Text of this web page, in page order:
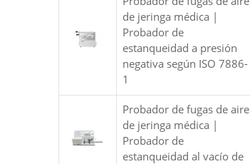
de jeringa médica |
Probador de
estanqueidad a presión
negativa según ISO 7886-
1
Probador de fugas de aire
de jeringa médica |
Probador de
estanqueidad al vacío de